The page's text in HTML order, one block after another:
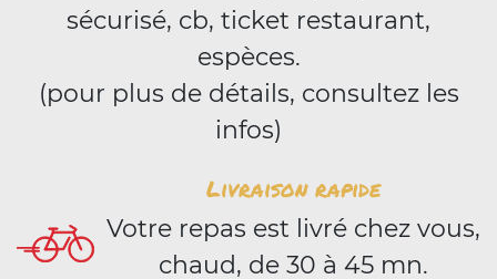
sécurisé, cb, ticket restaurant,
espèces.
(pour plus de détails, consultez les
infos)
Livraison rapide
Votre repas est livré chez vous,
chaud, de 30 à 45 mn.